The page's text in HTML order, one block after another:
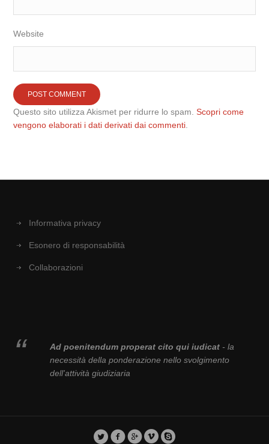
Website
Questo sito utilizza Akismet per ridurre lo spam.Scopri come
vengono elaborati i dati derivati dai commenti
Informativa privacy
Esonero di responsabilità
Collaborazioni
Ad poenitendum properat cito qui iudicat- la
necessità della ponderazione nello svolgimento
dell'attività giudiziaria